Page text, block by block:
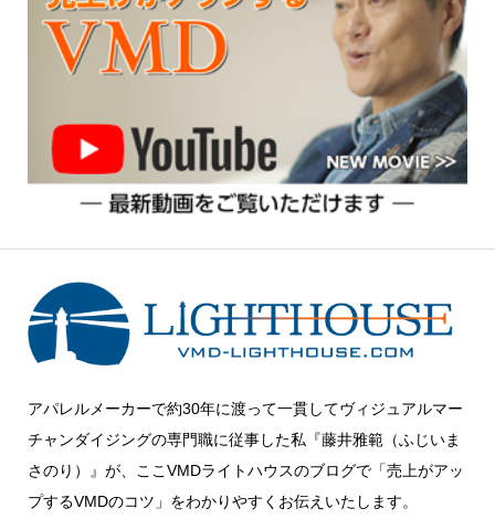
アパレルメーカーで約30年に渡って一貫してヴィジュアルマー
チャンダイジングの専門職に従事した私『藤井雅範（ふじいま
さのり）』が、ここVMDライトハウスのブログで「売上がアッ
プするVMDのコツ」をわかりやすくお伝えいたします。